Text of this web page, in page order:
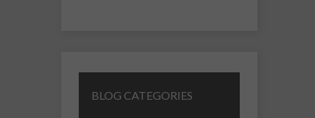
BLOG CATEGORIES